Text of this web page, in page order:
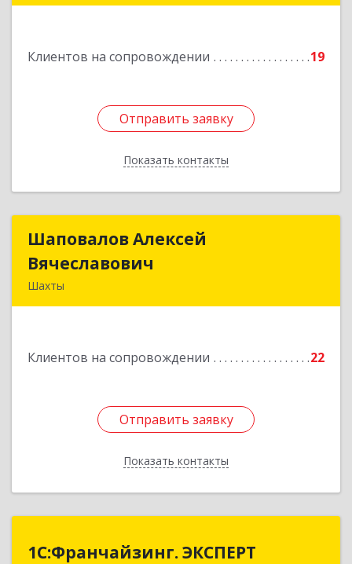
Клиентов на сопровождении 19
Отправить заявку
Показать контакты
Отправить заявку
Назад
Шаповалов Алексей
Вячеславович
Шахты
Клиентов на сопровождении 22
Отправить заявку
Показать контакты
Шаповалов Алексей
Отправить заявку
Назад
1С:Франчайзинг. ЭКСПЕРТ
1С:Франчайзинг. ЭКСПЕРТ